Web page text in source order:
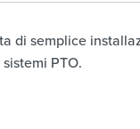
di semplice
PTO.